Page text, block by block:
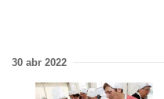
30 abr 2022